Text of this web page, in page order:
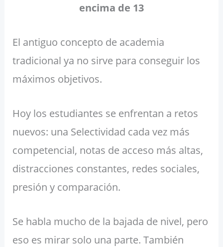
encima de 13
El antiguo concepto de academia
tradicional ya no sirve para conseguir los
máximos objetivos.
Hoy los estudiantes se enfrentan a retos
nuevos: una Selectividad cada vez más
competencial, notas de acceso más altas,
distracciones constantes, redes sociales,
presión y comparación.
Se habla mucho de la bajada de nivel, pero
eso es mirar solo una parte. También